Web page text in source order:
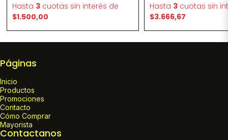
Hasta 3cuotas sin interés de
$1.500,00
Hasta 3 cuotas sin
$3.666,67
Páginas
Inicio
Productos
Promociones
Contacto
Cómo Comprar
Mayorista
Contactanos